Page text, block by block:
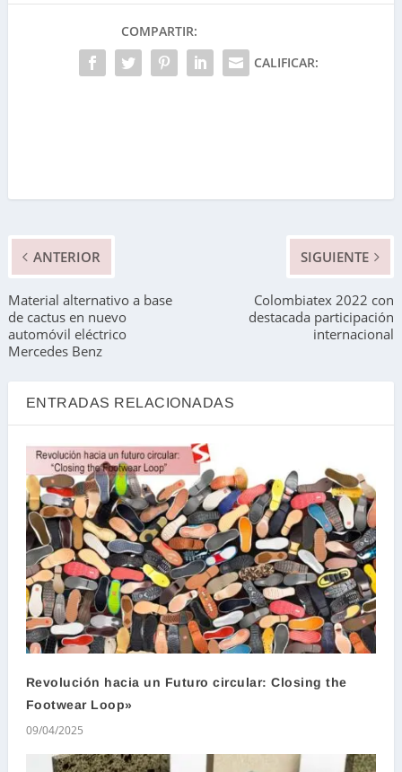
COMPARTIR:
CALIFICAR:
ANTERIOR
Material alternativo a base
de cactus en nuevo
automóvil eléctrico
Mercedes Benz
SIGUIENTE
Colombiatex 2022 con
destacada participación
internacional
ENTRADAS RELACIONADAS
Revolución hacia un Futuro circular: Closing the
Footwear Loop»
09/04/2025